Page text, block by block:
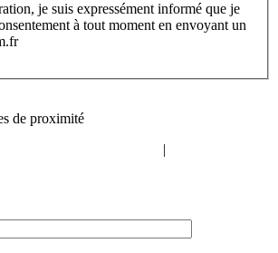
je suis expressément informé que je
à tout moment en envoyant un
de proximité